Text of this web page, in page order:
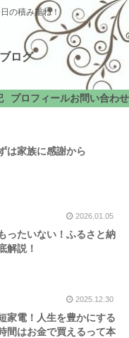
の積み重ね！
ログ
プロフィールお問い合わせ
家族に感謝から
2026.01.05
ったいない！ふるさと納
解説！
2025.12.30
家電！人生を豊かにする
間はお金で買えるって本